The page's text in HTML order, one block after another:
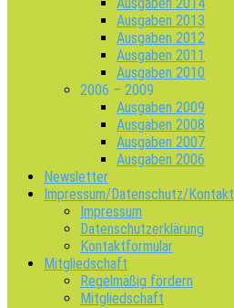
Ausgaben 2013
Ausgaben 2012
Ausgaben 2011
Ausgaben 2010
2006 – 2009
Ausgaben 2009
Ausgaben 2008
Ausgaben 2007
Ausgaben 2006
Newsletter
Impressum/Datenschutz/Kontakt
Impressum
Datenschutzerklärung
Kontaktformular
Mitgliedschaft
Regelmäßig fördern
Mitgliedschaft